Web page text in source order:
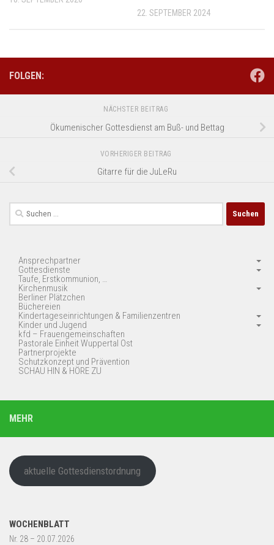
22. SEPTEMBER 2024
FOLGEN:
NÄCHSTER BEITRAG
Ökumenischer Gottesdienst am Buß- und Bettag
VORHERIGER BEITRAG
Gitarre für die JuLeRu
Suchen
nach:
Ansprechpartner
Gottesdienste
Taufe, Erstkommunion, …
Kirchenmusik
Berliner Plätzchen
Büchereien
Kindertageseinrichtungen & Familienzentren
Kinder und Jugend
kfd – Frauengemeinschaften
Pastorale Einheit Wuppertal Ost
Partnerprojekte
Schutzkonzept und Prävention
SCHAU HIN & HÖRE ZU
MEHR
aktuelle Gottesdienstordnung
WOCHENBLATT
Nr. 28 – 20.07.2026